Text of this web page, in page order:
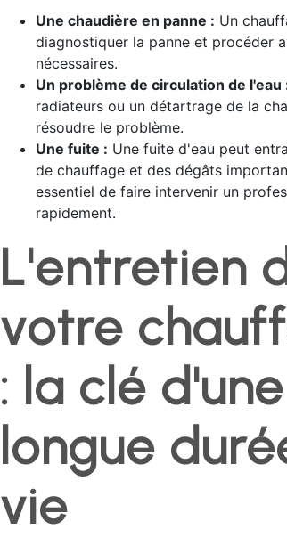
Une chaudière en panne : Un
diagnostiquer la panne et procéder
nécessaires.
Un problème de circulation de l'eau
radiateurs ou un détartrage de la
résoudre le problème.
Une fuite : Une fuite d'eau peut
de chauffage et des dégâts
essentiel de faire intervenir un
rapidement.
L'entretien
votre
: la clé d'une
longue
vie